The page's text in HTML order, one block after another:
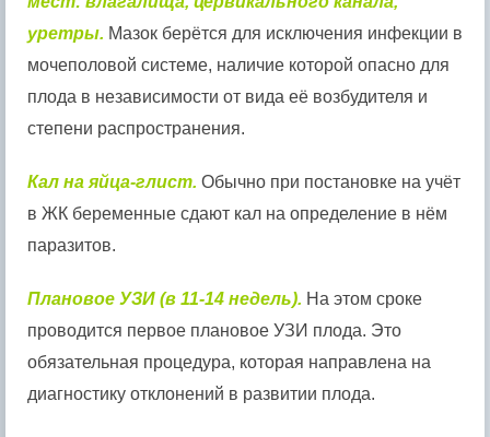
уретры. Мазок берётся для исключения инфекции в
мочеполовой системе, наличие которой опасно для
плода в независимости от вида её возбудителя и
степени распространения.
Кал на яйца-глист. Обычно при постановке на учёт
в ЖК беременные сдают кал на определение в нём
паразитов.
Плановое УЗИ (в 11-14 недель). На этом сроке
проводится первое плановое УЗИ плода. Это
обязательная процедура, которая направлена на
диагностику отклонений в развитии плода.